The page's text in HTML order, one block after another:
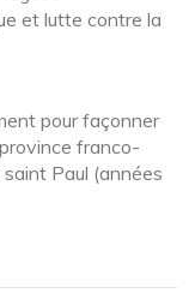
et lutte contre la
pour façonner
franco-
Paul (années